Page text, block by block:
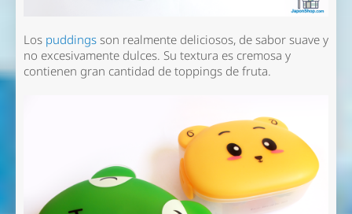
Lospuddingsson realmente deliciosos, de sabor suave y
no excesivamente dulces. Su textura es cremosa y
contienen gran cantidad de toppings de fruta.